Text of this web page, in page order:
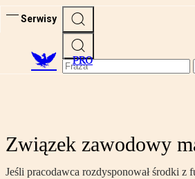
Serwisy
PRO
Związek zawodowy
Jeśli pracodawca rozdysponował środki